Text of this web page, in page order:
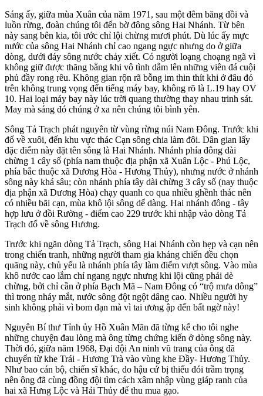
Sáng ấy, giữa mùa Xuân của năm 1971, sau một đêm băng đồi và
luồn rừng, đoàn chúng tôi đến bờ đông sông Hai Nhánh. Từ bên
này sang bên kia, tôi ước chỉ lội chừng mươi phút. Dù lúc ấy mực
nước của sông Hai Nhánh chỉ cao ngang ngực nhưng do ở giữa
dòng, dưới đáy sông nước chảy xiết. Có người loạng choạng ngã vì
không giữ được thăng bằng khi vô tình dẫm lên những viên đá cuội
phủ đầy rong rêu. Không gian rộn rã bỗng im thin thít khi ở đâu đó
trên không trung vọng đến tiếng máy bay, không rõ là L.19 hay OV
10. Hai loại máy bay này lúc trời quang thường thay nhau trinh sát.
May mà sáng đó chúng ở xa nên chúng tôi bình yên.
Sông Tả Trạch phát nguyên từ vùng rừng núi Nam Đông. Trước khi
đổ về xuôi, đến khu vực thác Cạn sông chia làm đôi. Dân gian lấy
đặc điểm này đặt tên sông là Hai Nhánh. Nhánh phía đông dài
chừng 1 cây số (phía nam thuộc địa phận xã Xuân Lộc - Phú Lộc,
phía bắc thuộc xã Dương Hòa - Hương Thủy), nhưng nước ở nhánh
sông này khá sâu; còn nhánh phía tây dài chừng 3 cây số (nay thuộc
địa phận xã Dương Hòa) chạy quanh co qua nhiều ghềnh thác nên
có nhiều bãi cạn, mùa khô lội sông dể dàng. Hai nhánh đông - tây
hợp lưu ở đồi Rường - điểm cao 229 trước khi nhập vào dòng Tả
Trạch đổ về sông Hương.
Trước khi ngăn dòng Tả Trạch, sông Hai Nhánh còn hẹp và cạn nên
trong chiến tranh, những người tham gia kháng chiến đều chọn
quãng này, chủ yếu là nhánh phía tây làm điểm vượt sông. Vào mùa
khô nước cao lắm chỉ ngang ngực nhưng khi lội cũng phải dè
chừng, bởi chỉ cần ở phía Bạch Mã – Nam Đông có “trộ mưa dông”
thì trong nháy mắt, nước sông đột ngột dâng cao. Nhiều người hy
sinh không phải vì bom đạn mà vì tai ương ập đến bất ngờ này!
Nguyên Bí thư Tỉnh ủy Hồ Xuân Mãn đã từng kể cho tôi nghe
những chuyện đau lòng mà ông từng chứng kiến ở dòng sông này.
Thời đó, giữa năm 1968, Đại đội An ninh vũ trang của ông đã
chuyển từ khe Trái - Hương Trà vào vùng khe Đầy- Hương Thủy.
Như bao cán bộ, chiến sĩ khác, do hậu cứ bị thiếu đói trầm trọng
nên ông đã cùng đồng đội tìm cách xâm nhập vùng giáp ranh của
hai xã Hưng Lộc và Hải Thủy để thu mua gạo.